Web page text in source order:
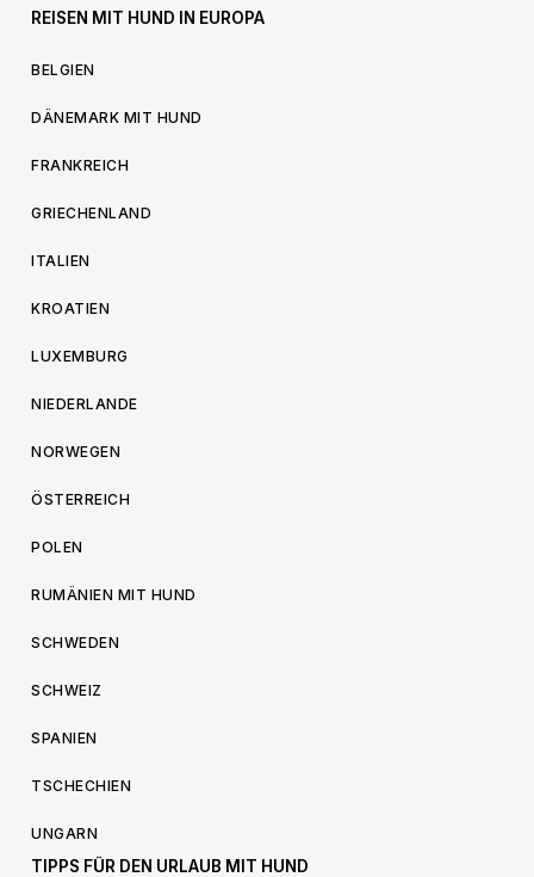
REISEN MIT HUND IN EUROPA
BELGIEN
DÄNEMARK MIT HUND
FRANKREICH
GRIECHENLAND
ITALIEN
KROATIEN
LUXEMBURG
NIEDERLANDE
NORWEGEN
ÖSTERREICH
POLEN
RUMÄNIEN MIT HUND
SCHWEDEN
SCHWEIZ
SPANIEN
TSCHECHIEN
UNGARN
TIPPS FÜR DEN URLAUB MIT HUND